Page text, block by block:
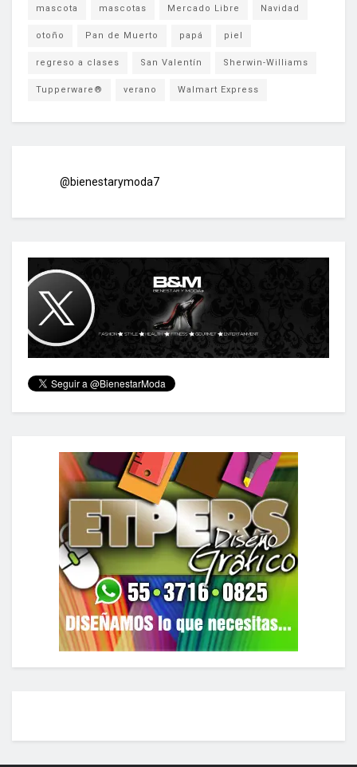
mascota mascotas Mercado Libre Navidad
otoño Pan de Muerto papá piel
regreso a clases San Valentín Sherwin-Williams
Tupperware® verano Walmart Express
@bienestarymoda7